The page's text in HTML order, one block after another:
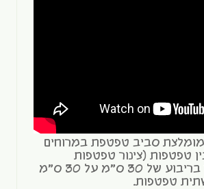
סביב טפטפת במרוחים
בין טפטפות (צינור טפטפות
סטנדרטי), או בריבוע של 30 ס"מ על 30 ס"מ
טפטפות.